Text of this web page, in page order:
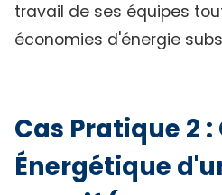
travail de ses équipes
économies d'énergie
Cas Pratique 2
Énergétique